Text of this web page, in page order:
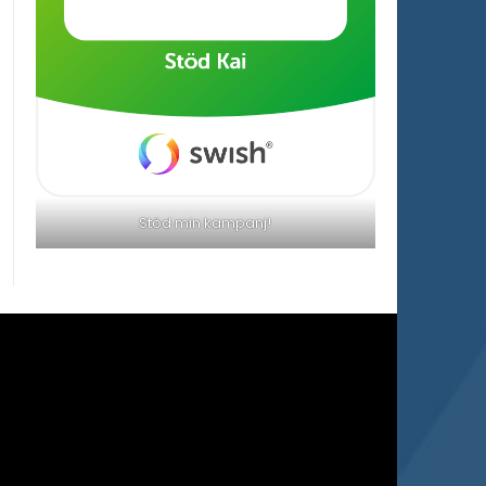
Stöd min kampanj!